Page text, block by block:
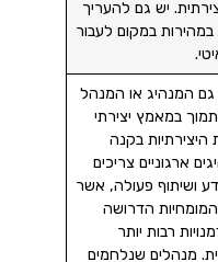
יש גם להעריך
במהירות במקום לעבור
גם המנהיג או המנהל
במאמץ יצירתי
בקנה
ארגוניים צריכים
ושיתוף פעולה, אשר
המומחיות הדרושה
רבות יותר
מנהלים שנלחמים